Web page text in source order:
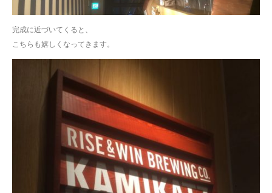
完成に近づいてくると、
こちらも嬉しくなってきます。